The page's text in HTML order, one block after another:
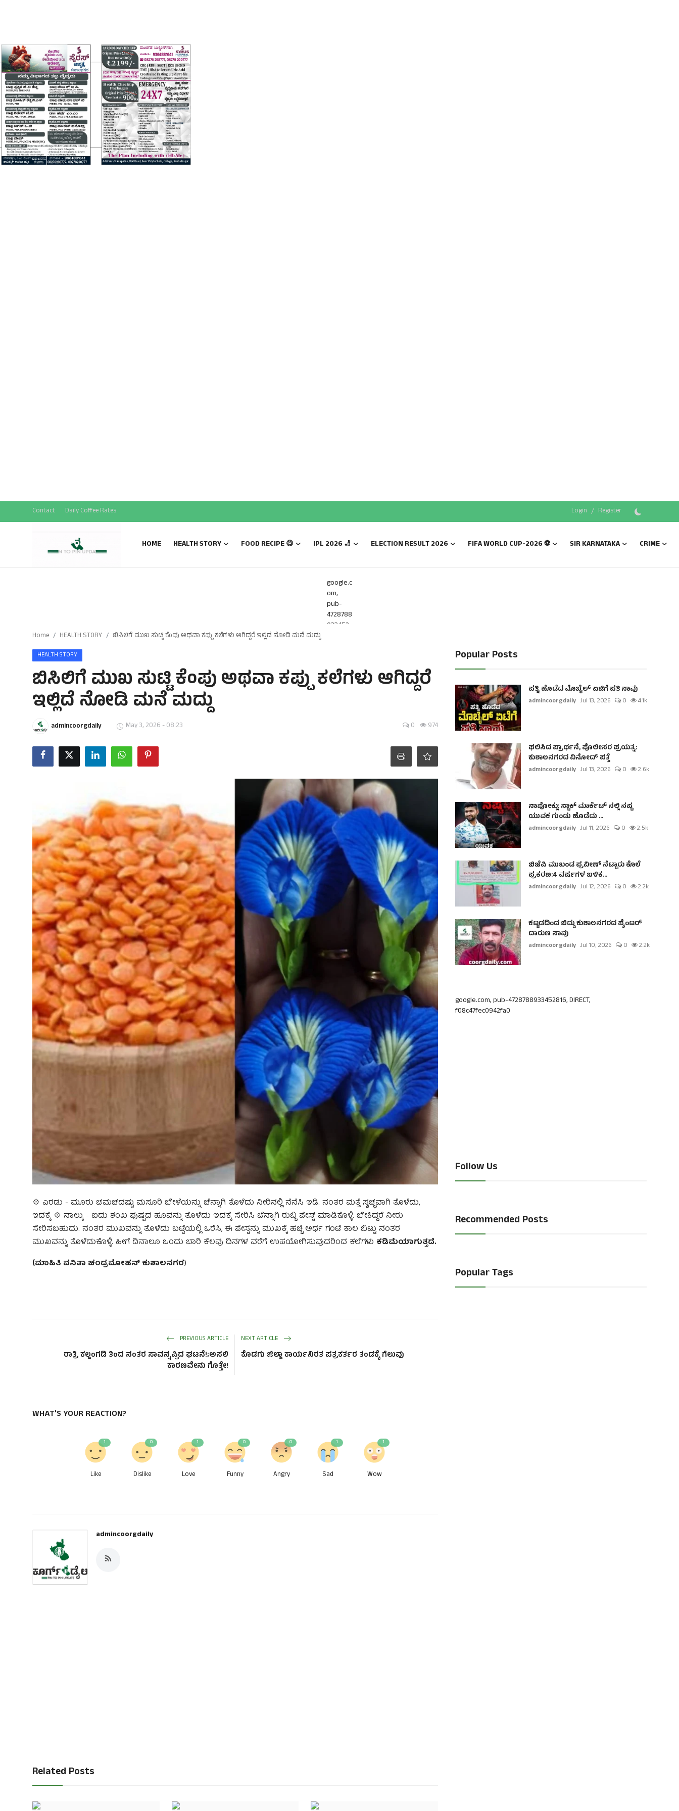
Contact Daily Coffee Rates Login / Register
HOME HEALTH STORY FOOD RECIPE 😋 IPL 2026 🏏 ELECTION RESULT 2026 FIFA WORLD CUP-2026 ⚽ SIR KARNATAKA CRIME
Login Register
Home
Contact
Daily Coffee Rates
HEALTH STORY
Sports News
google.c
om,
pub-
4728788
933452
ec0942f
a0
Home HEALTH STORY ಬಿಸಿಲಿಗೆ ಮುಖ ಸುಟ್ಟಿ ಕೆಂಪು ಅಥವಾ ಕಪ್ಪು ಕಲೆಗಳು ಆಗಿದ್ದರೆ ಇಲ್ಲಿದೆ ನೋಡಿ ಮನೆ ಮದ್ದು
HEALTH STORY
ಬಿಸಿಲಿಗೆ ಮುಖ ಸುಟ್ಟಿ ಕೆಂಪು ಅಥವಾ ಕಪ್ಪು ಕಲೆಗಳು ಆಗಿದ್ದರೆ
ಇಲ್ಲಿದೆ ನೋಡಿ ಮನೆ ಮದ್ದು
admincoorgdaily May 3, 2026 - 08:23 0 974
💠 ಎರಡು - ಮೂರು ಚಮಚದಷ್ಟು ಮಸೂರಿ ಬೇಳೆಯನ್ನು ಚೆನ್ನಾಗಿ ತೊಳೆದು ನೀರಿನಲ್ಲಿ ನೆನೆಸಿ ಇಡಿ. ನಂತರ ಮತ್ತೆ ಸ್ವಚ್ಛವಾಗಿ ತೊಳೆದು,
ಇದಕ್ಕೆ 💠 ನಾಲ್ಕು - ಐದು ಶಂಖ ಪುಷ್ಪದ ಹೂವನ್ನು ತೊಳೆದು ಇದಕ್ಕೆ ಸೇರಿಸಿ ಚೆನ್ನಾಗಿ ರುಬ್ಬಿ ಪೇಸ್ಟ್ ಮಾಡಿಕೊಳ್ಳಿ. ಬೇಕಿದ್ದರೆ ನೀರು
ಸೇರಿಸಬಹುದು. ನಂತರ ಮುಖವನ್ನು ತೊಳೆದು ಬಟ್ಟೆಯಲ್ಲಿ ಒರೆಸಿ, ಈ ಪೇಸ್ಟನ್ನು ಮುಖಕ್ಕೆ ಹಚ್ಚಿ ಅರ್ಧ ಗಂಟೆ ಕಾಲ ಬಿಟ್ಟು ನಂತರ
ಮುಖವನ್ನು ತೊಳೆದುಕೊಳ್ಳಿ. ಹೀಗೆ ದಿನಾಲೂ ಒಂದು ಬಾರಿ ಕೆಲವು ದಿನಗಳ ವರೆಗೆ ಉಪಯೋಗಿಸುವುದರಿಂದ ಕಲೆಗಳು ಕಡಿಮೆಯಾಗುತ್ತದೆ.
(ಮಾಹಿತಿ ವನಿತಾ ಚಂದ್ರಮೋಹನ್ ಕುಶಾಲನಗರ)
PREVIOUS ARTICLE
ರಾತ್ರಿ ಕಲ್ಲಂಗಡಿ ತಿಂದ ನಂತರ ಸಾವನ್ನಪ್ಪಿದ ಘಟನೆ!;ಅಸಲಿ
ಕಾರಣವೇನು ಗೊತ್ತೇ!
NEXT ARTICLE
ಕೊಡಗು ಜಿಲ್ಲಾ ಕಾರ್ಯನಿರತ ಪತ್ರಕರ್ತರ ತಂಡಕ್ಕೆ ಗೆಲುವು
WHAT'S YOUR REACTION?
Like
1
Dislike
0
Love
1
Funny
0
Angry
0
Sad
1
Wow
1
admincoorgdaily
Related Posts
Popular Posts
ಪತ್ನಿ ಹೊಡೆದ ಮೊಬೈಲ್ ಏಟಿಗೆ ಪತಿ ಸಾವು
admincoorgdaily Jul 13, 2026 0 4.1k
ಫಲಿಸಿದ ಪ್ರಾರ್ಥನೆ, ಪೊಲೀಸರ ಪ್ರಯತ್ನ:
ಕುಶಾಲನಗರದ ವಿನೋದ್ ಪತ್ತೆ
admincoorgdaily Jul 13, 2026 0 2.6k
ನಾಪೋಕ್ಲು: ಸ್ಟಾಕ್ ಮಾರ್ಕೆಟ್ ನಲ್ಲಿ ನಷ್ಟ
ಯುವಕ ಗುಂಡು ಹೊಡೆದು ...
admincoorgdaily Jul 11, 2026 0 2.5k
ಬಿಜೆಪಿ ಮುಖಂಡ ಪ್ರವೀಣ್ ನೆಟ್ಟಾರು ಕೊಲೆ
ಪ್ರಕರಣ:4 ವರ್ಷಗಳ ಬಳಿಕ...
admincoorgdaily Jul 12, 2026 0 2.2k
ಕಟ್ಟಡದಿಂದ ಬಿದ್ದು ಕುಶಾಲನಗರದ ಪೈಂಟರ್
ದಾರುಣ ಸಾವು
admincoorgdaily Jul 10, 2026 0 2.2k
google.com, pub-4728788933452816, DIRECT,
f08c47fec0942fa0
Follow Us
Recommended Posts
Popular Tags